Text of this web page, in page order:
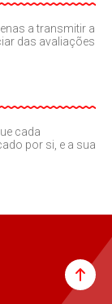
a transmitir a
das avaliações
cada
por si, e a sua